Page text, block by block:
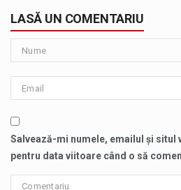
LASĂ UN COMENTARIU
Salvează-mi numele, emailul și situl
pentru data viitoare când o să